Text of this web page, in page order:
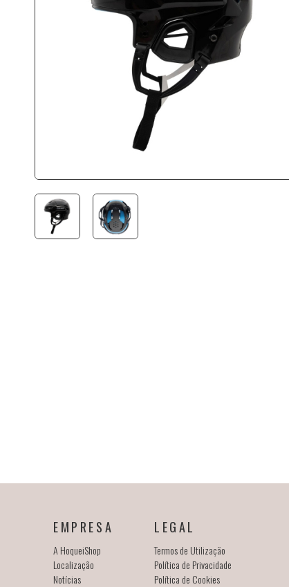
EMPRESA
A HoqueiShop
Localização
Notícias
LEGAL
Termos de Utilização
Política de Privacidade
Política de Cookies